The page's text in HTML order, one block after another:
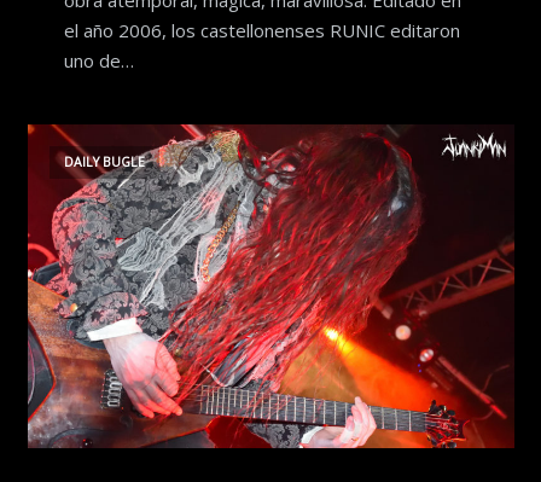
el año 2006, los castellonenses RUNIC editaron
uno de…
DAILY BUGLE